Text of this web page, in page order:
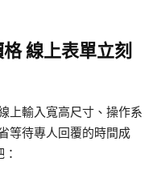
線上表單立刻
上輸入寬高尺寸、操作系
等待專人回覆的時間成